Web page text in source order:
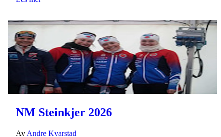
NM Steinkjer 2026
Av Andre Kvarstad